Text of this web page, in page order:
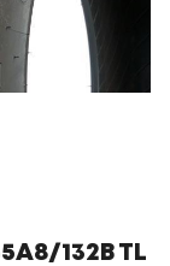
132B TL